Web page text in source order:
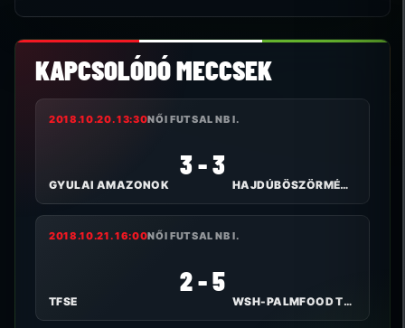
KAPCSOLÓDÓ MECCSEK
2018.10.20. 13:30NŐI FUTSAL NB I.
GYULAI AMAZONOK
3 - 3
HAJDÚBÖSZÖRMÉNYI TE I.
2018.10.21. 16:00NŐI FUTSAL NB I.
TFSE
2 - 5
WSH-PALMFOOD TOLNA-MÖZS